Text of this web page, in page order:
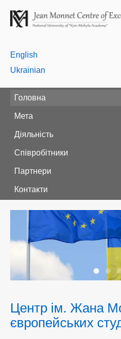
English
Ukrainian
Головна
Мета
Діяльність
Співробітники
Партнери
Контакти
Центр ім. Жана
європейських